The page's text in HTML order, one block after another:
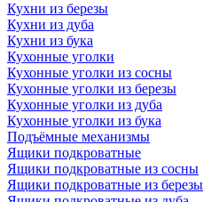
Кухни из березы
Кухни из дуба
Кухни из бука
Кухонные уголки
Кухонные уголки из сосны
Кухонные уголки из березы
Кухонные уголки из дуба
Кухонные уголки из бука
Подъёмные механизмы
Ящики подкроватные
Ящики подкроватные из сосны
Ящики подкроватные из березы